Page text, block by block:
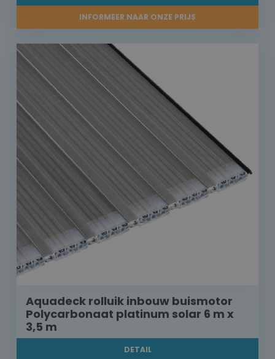
INFORMEER NAAR ONZE PRIJS
Aquadeck rolluik inbouw buismotor
Polycarbonaat platinum solar 6 m x
3,5 m
DETAIL